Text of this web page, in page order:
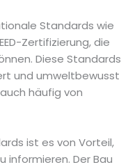
Standards wie
Zertifizierung, die
Diese Standards
und umweltbewusst
häufig von
ist es von Vorteil,
informieren. Der Bau